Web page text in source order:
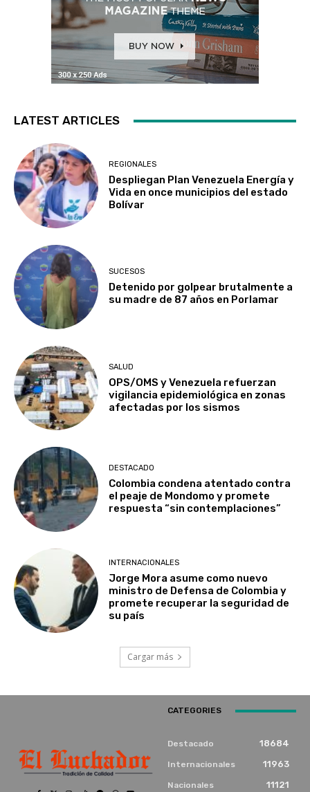
LATEST ARTICLES
REGIONALES
Despliegan Plan Venezuela Energía y
Vida en once municipios del estado
Bolívar
SUCESOS
Detenido por golpear brutalmente a
su madre de 87 años en Porlamar
SALUD
OPS/OMS y Venezuela refuerzan
vigilancia epidemiológica en zonas
afectadas por los sismos
DESTACADO
Colombia condena atentado contra
el peaje de Mondomo y promete
respuesta “sin contemplaciones”
INTERNACIONALES
Jorge Mora asume como nuevo
ministro de Defensa de Colombia y
promete recuperar la seguridad de
su país
Cargar más
CATEGORIES
Destacado 18684
Internacionales 11963
Nacionales 11121